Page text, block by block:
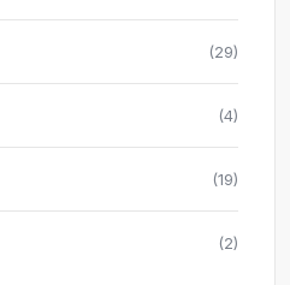
(29)
(4)
(19)
(2)